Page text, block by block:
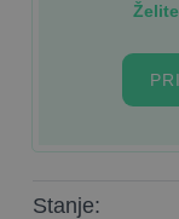
Stanje: